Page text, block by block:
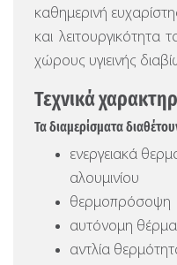
καθημερινή
και
χώρους υγιεινής
Τεχνικά
Τα διαμερίσματα
ενεργειακά
αλουμινίου
θερμοπρόσοψη
αυτόνομη
αντλία